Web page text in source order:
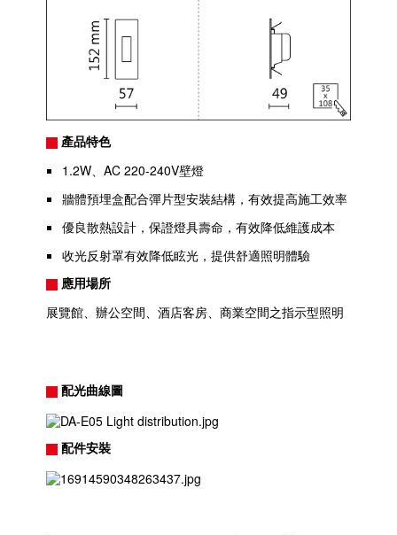
產品特色
1.2W、AC 220-240V壁燈
牆體預埋盒配合彈片型安裝結構，有效提高施工效率
優良散熱設計，保證燈具壽命，有效降低維護成本
收光反射罩有效降低眩光，提供舒適照明體驗
應用場所
展覽館、辦公空間、酒店客房、商業空間之指示型照明
配光曲線圖
配件安裝